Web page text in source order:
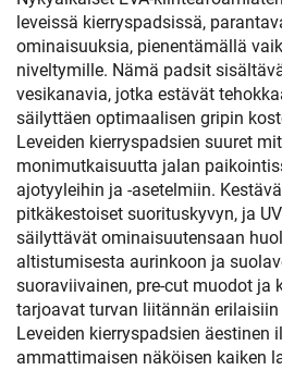
leveissä kierryspadsissä,
ominaisuuksia, pienentämällä
niveltymille. Nämä padsit
vesikanavia, jotka estävät
säilyttäen optimaalisen gripin
Leveiden kierryspadsien suuret
monimutkaisuutta jalan
ajotyyleihin ja -asetelmiin.
pitkäkestoiset suorituskyvyn, ja
säilyttävät ominaisuutensaan
altistumisesta aurinkoon ja
suoraviivainen, pre-cut muodot ja
tarjoavat turvan liitännän
Leveiden kierryspadsien äestinen
ammattimaisen näköisen kaiken